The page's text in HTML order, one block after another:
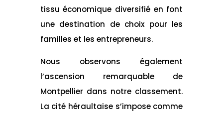
tissu économique diversifié en font
une destination de choix pour les
familles et les entrepreneurs.
Nous observons également
l’ascension remarquable de
Montpellier dans notre classement.
La cité héraultaise s’impose comme